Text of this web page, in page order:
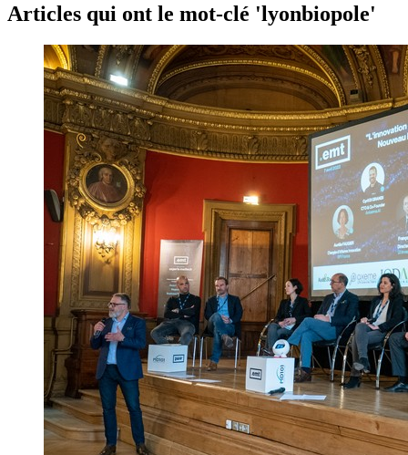
Articles qui ont le mot-clé 'lyonbiopole'